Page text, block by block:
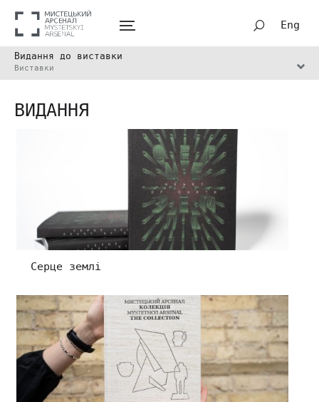
Eng
Видання до виставки
Виставки
ВИДАННЯ
Серце землі